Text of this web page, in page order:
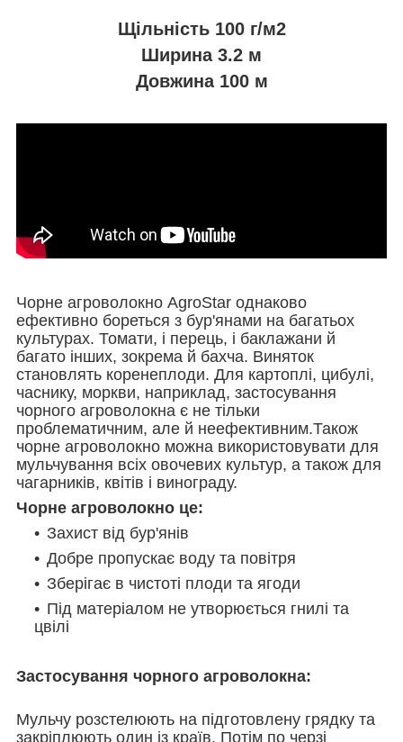
Щільність 100 г/м2
Ширина 3.2 м
Довжина 100 м
Чорне агроволокно AgroStar однаково
ефективно бореться з бур'янами на багатьох
культурах. Томати, і перець, і баклажани й
багато інших, зокрема й бахча. Виняток
становлять коренеплоди. Для картоплі, цибулі,
часнику, моркви, наприклад, застосування
чорного агроволокна є не тільки
проблематичним, але й неефективним.Також
чорне агроволокно можна використовувати для
мульчування всіх овочевих культур, а також для
чагарників, квітів і винограду.
Чорне агроволокно це:
Захист від бур'янів
Добре пропускає воду та повітря
Зберігає в чистоті плоди та ягоди
Під матеріалом не утворюється гнилі та
цвілі
Застосування чорного агроволокна:
Мульчу розстелюють на підготовлену грядку та
закріплюють один із країв. Потім по черзі